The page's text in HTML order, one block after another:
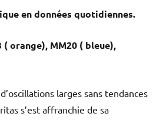
en données quotidiennes.
( orange), MM20 ( bleue),
larges sans tendances
s’est affranchie de sa